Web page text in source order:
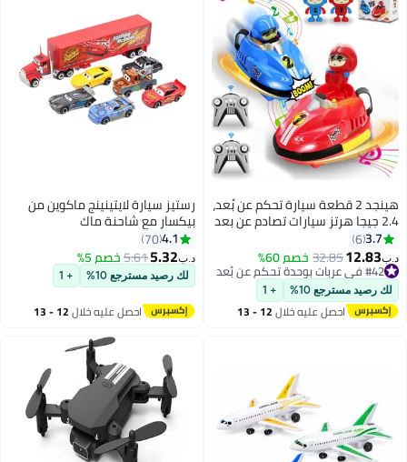
هينجد 2 قطعة سيارة تحكم عن بُعد،
2.4 جيجا هرتز سيارات تصادم عن بعد
سيارات دودجيم مع مؤثرات صوتية
هدية للأطفال الأولاد والبنات
3.7
6
د.ب‏12.83
32.85خصم 60%
#42 في عربات بوحدة تحكم عن بُعد
#42 في عربات بوحدة تحكم عن بُعد
لك رصيد مسترجع 10% + 1
احصل عليه خلال 12 - 13
رستيز سيارة لايتينينج ماكوين من
بيكسار مع شاحنة ماك
4.1
70
د.ب‏5.32
5.61خصم 5%
لك رصيد مسترجع 10% + 1
احصل عليه خلال 12 - 13